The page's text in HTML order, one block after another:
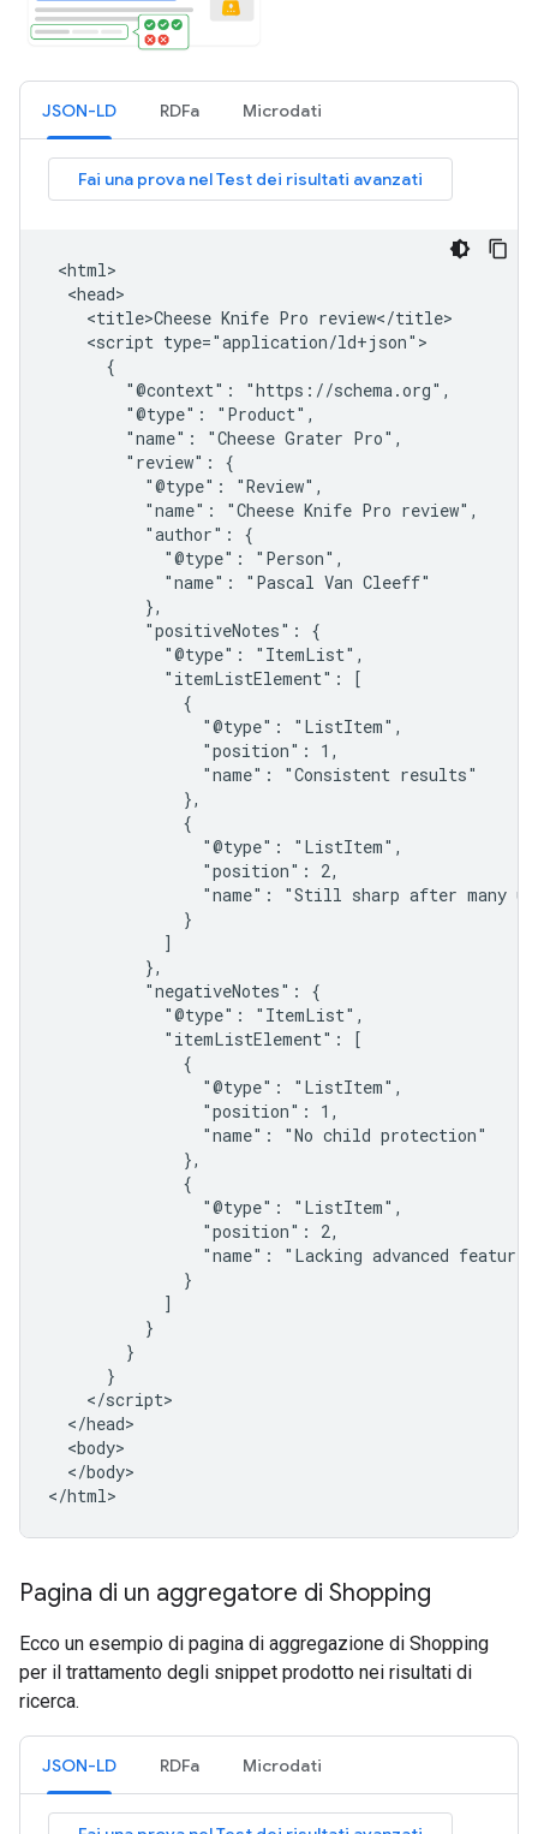
JSON-LD RDFa Microdati
<html>
  <head>
    <title>Cheese Knife Pro review</title>
    <script type="application/ld+json">
      {
        "@context": "https://schema.org",
        "@type": "Product",
        "name": "Cheese Grater Pro",
        "review": {
          "@type": "Review",
          "name": "Cheese Knife Pro review",
          "author": {
            "@type": "Person",
            "name": "Pascal Van Cleeff"
          },
          "positiveNotes": {
            "@type": "ItemList",
            "itemListElement": [
              {
                "@type": "ListItem",
                "position": 1,
                "name": "Consistent results"
              },
              {
                "@type": "ListItem",
                "position": 2,
"name": "Still sharp after many
              }
            ]
          },
          "negativeNotes": {
            "@type": "ItemList",
            "itemListElement": [
              {
                "@type": "ListItem",
                "position": 1,
                "name": "No child protection"
              },
              {
                "@type": "ListItem",
                "position": 2,
"name": "Lacking advanced
              }
            ]
          }
        }
      }
    </script>
  </head>
  <body>
  </body>
</html>
Pagina di un aggregatore di Shopping
Ecco un esempio di pagina di aggregazione di Shopping
per il trattamento degli snippet prodotto nei risultati di
ricerca.
JSON-LD RDFa Microdati